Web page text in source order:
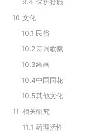
10 文化
10.1 民俗
10.2诗词歌赋
10.3绘画
10.4中国国花
10.5其他文化
11 相关研究
11.1 药理活性